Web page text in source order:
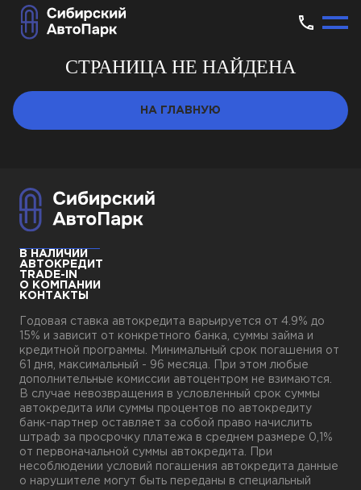
СТРАНИЦА НЕ НАЙДЕНА
НА ГЛАВНУЮ
В НАЛИЧИИ
АВТОКРЕДИТ
TRADE-IN
О КОМПАНИИ
КОНТАКТЫ
Годовая ставка автокредита варьируется от 4.9% до
15% и зависит от конкретного банка, суммы займа и
кредитной программы. Минимальный срок погашения от
61 дня, максимальный - 96 месяца. При этом любые
дополнительные комиссии автоцентром не взимаются.
В случае невозвращения в условленный срок суммы
автокредита или суммы процентов по автокредиту
банк-партнер оставляет за собой право начислить
штраф за просрочку платежа в среднем размере 0,1%
от первоначальной суммы автокредита. При
несоблюдении условий погашения автокредита данные
о нарушителе могут быть переданы в специальный